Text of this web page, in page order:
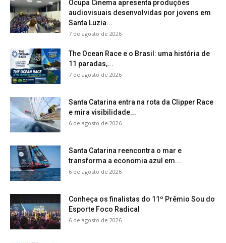
Ocupa Cinema apresenta produções
audiovisuais desenvolvidas por jovens em
Santa Luzia...
7 de agosto de 2026
The Ocean Race e o Brasil: uma história de
11 paradas,...
7 de agosto de 2026
Santa Catarina entra na rota da Clipper Race
e mira visibilidade...
6 de agosto de 2026
Santa Catarina reencontra o mar e
transforma a economia azul em...
6 de agosto de 2026
Conheça os finalistas do 11º Prêmio Sou do
Esporte Foco Radical
6 de agosto de 2026